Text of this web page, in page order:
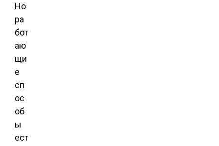
Но
ра
бот
аю
щи
е
сп
ос
об
ы
ест